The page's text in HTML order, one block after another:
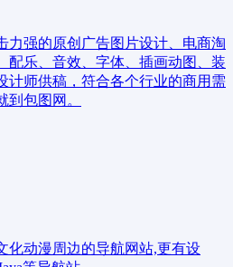
力强的原创广告图片设计、电商淘
配乐、音效、字体、插画动图、装
计师供稿，符合各个行业的商用需
包图网。
化动漫周边的导航网站,更有设